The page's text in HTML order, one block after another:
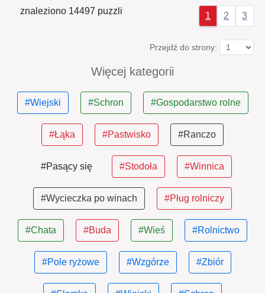
znaleziono 14497 puzzli 1 2 3
Przejdź do strony:
Więcej kategorii
#Wiejski #Schron #Gospodarstwo rolne
#Łąka #Pastwisko #Ranczo
#Pasący się #Stodoła #Winnica
#Wycieczka po winach #Pług rolniczy
#Chata #Buda #Wieś #Rolnictwo
#Pole ryżowe #Wzgórze #Zbiór